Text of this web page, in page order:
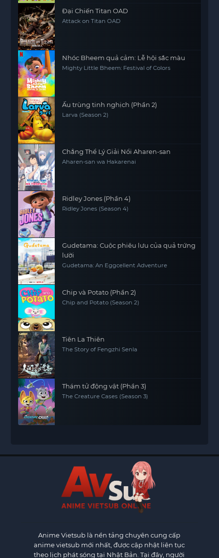
Đại Chiến Titan OAD
Attack on Titan OAD
Nhóc Bheem quả cảm: Lễ hội sắc màu
Mighty Little Bheem: Festival of Colors
Ấu trùng tinh nghịch (Phần 2)
Larva (Season 2)
Chẳng Thể Lý Giải Nổi Aharen-san
Aharen-san wa Hakarenai
Ridley Jones (Phần 4)
Ridley Jones (Season 4)
Gudetama: Cuộc phiêu lưu của quả trứng
lười
Gudetama: An Eggcellent Adventure
Chip và Potato (Phần 2)
Chip and Potato (Season 2)
Tiên La Thiên
The Story of Fengzhi Senla
Thám tử động vật (Phần 3)
The Creature Cases (Season 3)
Anime Vietsub là nền tảng chuyên cung cấp
anime vietsub mới nhất, được cập nhật liên tục
theo lịch phát sóng tại Nhật Bản. Tại đây, người